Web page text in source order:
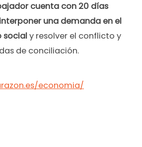
cuenta con 20 días
una demanda en el
socialy resolver el conflicto y
de conciliación.
economia/